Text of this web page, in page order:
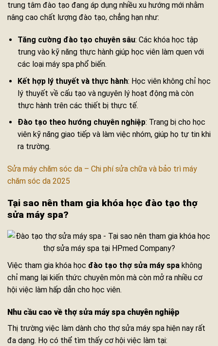
trung tâm đào tạo đang áp dụng nhiều xu hướng mới nhằm
nâng cao chất lượng đào tạo, chẳng hạn như:
Tăng cường đào tạo chuyên sâu: Các khóa học tập
trung vào kỹ năng thực hành giúp học viên làm quen với
các loại máy spa phổ biến.
Kết hợp lý thuyết và thực hành: Học viên không chỉ học
lý thuyết về cấu tạo và nguyên lý hoạt động mà còn
thực hành trên các thiết bị thực tế.
Đào tạo theo hướng chuyên nghiệp: Trang bị cho học
viên kỹ năng giao tiếp và làm việc nhóm, giúp họ tự tin khi
ra trường.
Sửa máy chăm sóc da – Chi phí sửa chữa và bảo trì máy
chăm sóc da 2025
Tại sao nên tham gia khóa học đào tạo thợ
sửa máy spa?
Việc tham gia khóa học đào tạo thợ sửa máy spa không
chỉ mang lại kiến thức chuyên môn mà còn mở ra nhiều cơ
hội việc làm hấp dẫn cho học viên.
Nhu cầu cao về thợ sửa máy spa chuyên nghiệp
Thị trường việc làm dành cho thợ sửa máy spa hiện nay rất
đa dạng. Họ có thể tìm thấy cơ hội việc làm tại: